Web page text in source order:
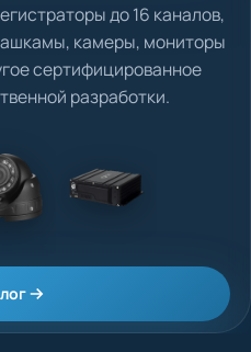
до 16 каналов,
камеры, мониторы
сертифицированное
разработки.